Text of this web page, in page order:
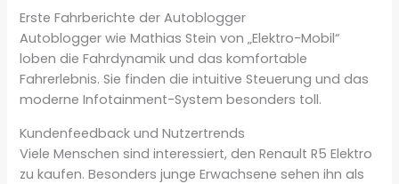
Erste Fahrberichte der Autoblogger
Autoblogger wie Mathias Stein von „Elektro-Mobil“
loben die Fahrdynamik und das komfortable
Fahrerlebnis. Sie finden die intuitive Steuerung und das
moderne Infotainment-System besonders toll.
Kundenfeedback und Nutzertrends
Viele Menschen sind interessiert, den Renault R5 Elektro
zu kaufen. Besonders junge Erwachsene sehen ihn als